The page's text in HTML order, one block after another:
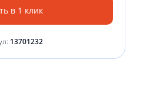
в 1 клик
13701232